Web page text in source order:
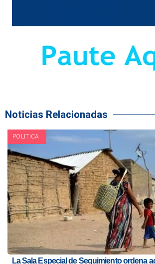
Noticias Relacionadas
POLITICA
La Sala Especial de Seguimiento ordena